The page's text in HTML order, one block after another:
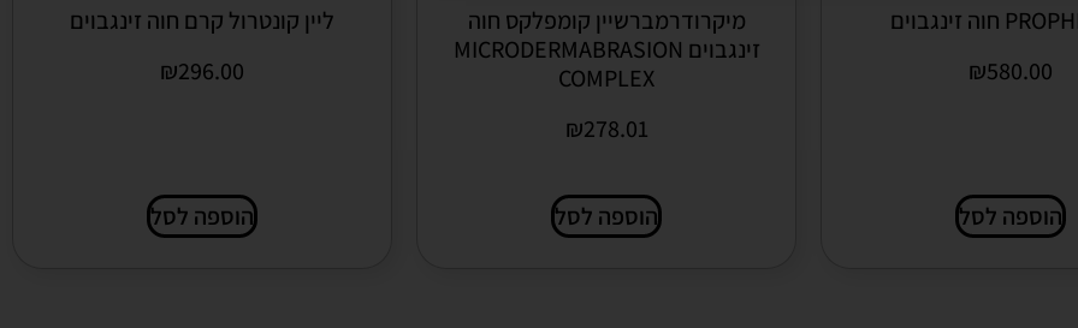
₪580.00
הוספה לסל
מיקרודרמברשיין קומפלקס חוה
זינגבוים MICRODERMABRASION
COMPLEX
₪278.01
הוספה לסל
ליין קונטרול קרם חוה זינגבוים
₪296.00
הוספה לסל